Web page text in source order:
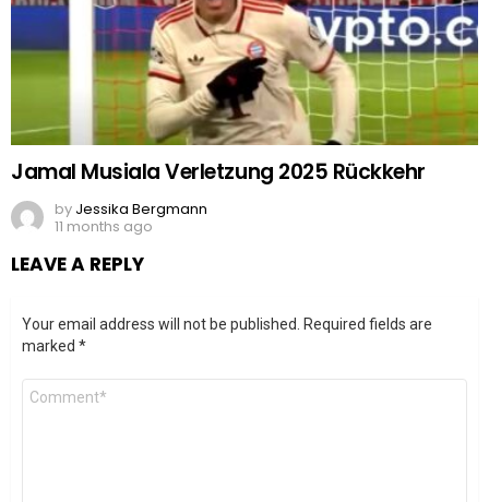
Jamal Musiala Verletzung 2025 Rückkehr
by Jessika Bergmann
11 months ago
LEAVE A REPLY
Your email address will not be published.
Required fields are
marked *
Comment